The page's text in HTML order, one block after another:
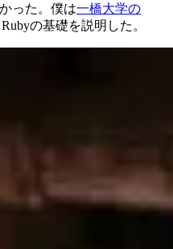
った。僕は一橋大学の
の基礎を説明した。